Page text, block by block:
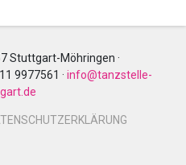
Stuttgart-Möhringen ·
9977561 · info@tanzstelle-